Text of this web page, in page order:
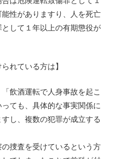
性がありますり、人を死亡
して１年以上の有期懲役が
れている方は】
飲酒運転で人身事故を起こ
ても、具体的な事実関係に
し、複数の犯罪が成立する
捜査を受けているという方